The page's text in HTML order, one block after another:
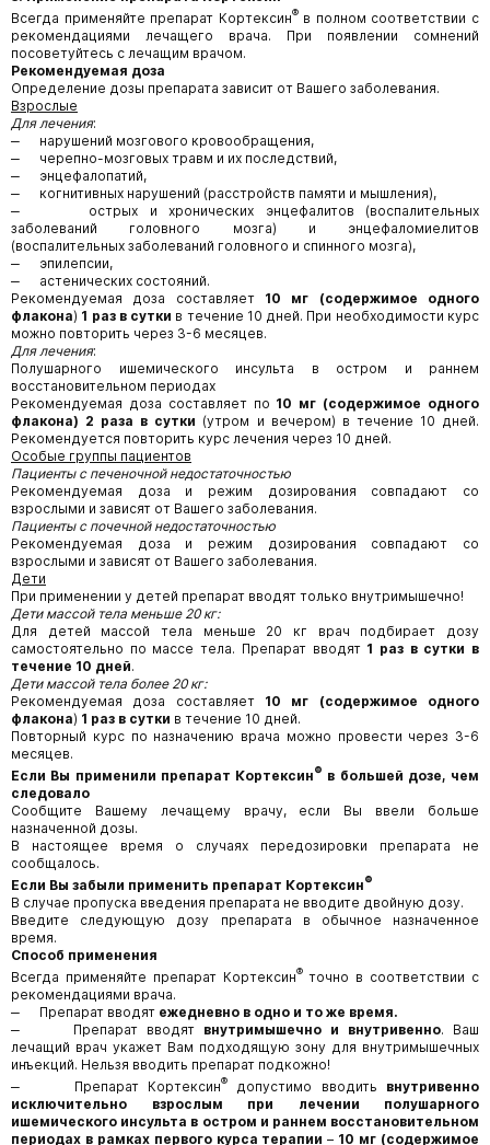
Всегда применяйте препарат Кортексин®в полном соответствии с
рекомендациями лечащего врача. При появлении сомнений
посоветуйтесь с лечащим врачом.
Рекомендуемая доза
Определение дозы препарата зависит от Вашего заболевания.
Взрослые
Для лечения:
‒ нарушений мозгового кровообращения,
‒ черепно-мозговых травм и их последствий,
‒ энцефалопатий,
‒ когнитивных нарушений (расстройств памяти и мышления),
‒ острых и хронических энцефалитов (воспалительных
заболеваний головного мозга) и энцефаломиелитов
(воспалительных заболеваний головного и спинного мозга),
‒ эпилепсии,
‒ астенических состояний.
Рекомендуемая доза
составляет10 мг (содержимое одного
флакона) 1 раз в сутки в течение 10 дней. При необходимости курс
можно повторить через 3-6 месяцев.
Для лечения:
Полушарного ишемического инсульта в остром и раннем
восстановительном периодах
Рекомендуемая доза составляет по 10 мг (содержимое одного
флакона) 2 раза в сутки (утром и вечером) в течение 10 дней.
Рекомендуется повторить курс лечения через 10 дней.
Особые группы пациентов
Пациенты с печеночной недостаточностью
Рекомендуемая доза и режим дозирования совпадают со
взрослыми и зависят от Вашего заболевания.
Пациенты с почечной недостаточностью
Рекомендуемая доза и режим дозирования совпадают со
взрослыми и зависят от Вашего заболевания.
Дети
При применении у детей препарат вводят только внутримышечно!
Дети массой тела меньше 20 кг:
Для детей массой тела меньше 20 кг врач подбирает дозу
самостоятельно по массе тела. Препарат вводят 1 раз в сутки в
течение 10 дней.
Дети массой тела более 20 кг:
Рекомендуемая доза составляет 10 мг (содержимое одного
флакона) 1 раз в сутки в течение 10 дней.
Повторный курс по назначению врача можно провести через 3-6
месяцев.
Если Вы применили препарат Кортексин® в большей дозе, чем
следовало
Сообщите Вашему лечащему врачу, если Вы ввели больше
назначенной дозы.
В настоящее время о случаях передозировки препарата не
сообщалось.
Если Вы забыли применить препарат Кортексин®
В случае пропуска введения препарата не вводите двойную дозу.
Введите следующую дозу препарата в обычное назначенное
время.
Способ применения
Всегда применяйте препарат Кортексин®точно в соответствии с
рекомендациями врача.
‒ Препарат вводят ежедневно в одно и то же время.
‒ Препарат вводят внутримышечно и внутривенно. Ваш
лечащий врач укажет Вам подходящую зону для внутримышечных
инъекций. Нельзя вводить препарат подкожно!
‒ Препарат Кортексин® допустимо вводить внутривенно
исключительно взрослым при лечении полушарного
ишемического инсульта в остром и раннем восстановительном
периодах в рамках первого курса терапии– 10 мг (содержимое